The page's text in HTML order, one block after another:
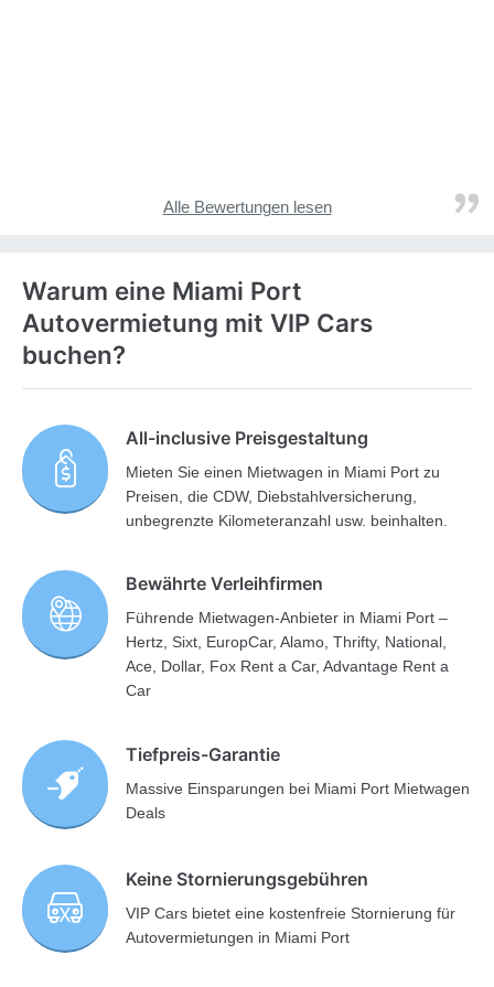
Alle Bewertungen lesen
Warum eine Miami Port
Autovermietung mit VIP Cars
buchen?
All-inclusive Preisgestaltung
Mieten Sie einen Mietwagen in Miami Port zu
Preisen, die CDW, Diebstahlversicherung,
unbegrenzte Kilometeranzahl usw. beinhalten.
Bewährte Verleihfirmen
Führende Mietwagen-Anbieter in Miami Port –
Hertz, Sixt, EuropCar, Alamo, Thrifty, National,
Ace, Dollar, Fox Rent a Car, Advantage Rent a
Car
Tiefpreis-Garantie
Massive Einsparungen bei Miami Port Mietwagen
Deals
Keine Stornierungsgebühren
VIP Cars bietet eine kostenfreie Stornierung für
Autovermietungen in Miami Port